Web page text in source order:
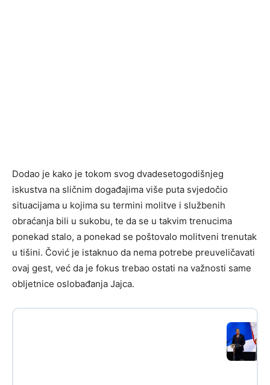
Dodao je kako je tokom svog dvadesetogodišnjeg
iskustva na sličnim događajima više puta svjedočio
situacijama u kojima su termini molitve i službenih
obraćanja bili u sukobu, te da se u takvim trenucima
ponekad stalo, a ponekad se poštovalo molitveni trenutak
u tišini. Čović je istaknuo da nema potrebe preuveličavati
ovaj gest, već da je fokus trebao ostati na važnosti same
obljetnice oslobađanja Jajca.